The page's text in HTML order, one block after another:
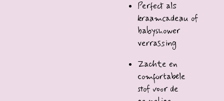
Perfect als
kraamcadeau of
babyshower
verrassing
Zachte en
comfortabele
stof voor de